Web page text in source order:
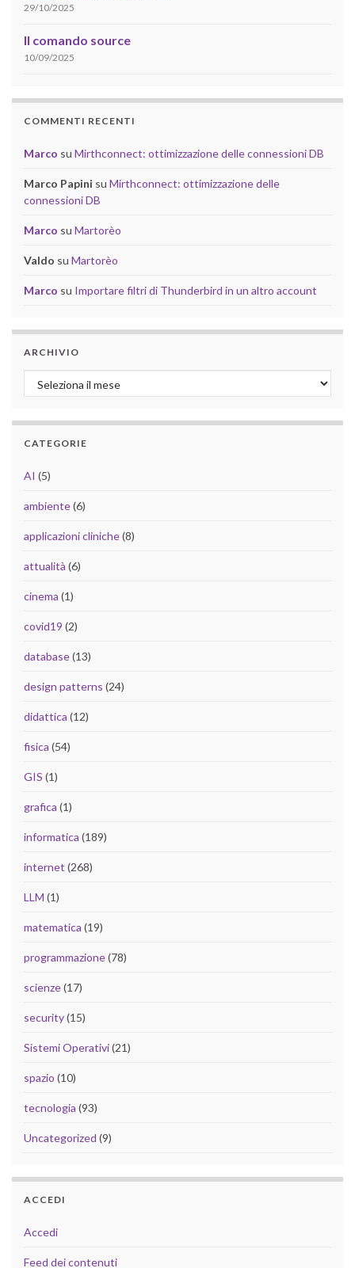
29/10/2025
Il comando source
10/09/2025
COMMENTI RECENTI
Marco su Mirthconnect: ottimizzazione delle connessioni DB
Marco Papini su Mirthconnect: ottimizzazione delle
connessioni DB
Marco su Martorèo
Valdo su Martorèo
Marco su Importare filtri di Thunderbird in un altro account
ARCHIVIO
Archivio
CATEGORIE
AI (5)
ambiente(6)
applicazioni cliniche(8)
attualità (6)
cinema (1)
covid19 (2)
database(13)
design patterns (24)
didattica (12)
fisica (54)
GIS (1)
grafica (1)
informatica (189)
internet (268)
LLM (1)
matematica (19)
programmazione(78)
scienze(17)
security(15)
Sistemi Operativi(21)
spazio (10)
tecnologia (93)
Uncategorized (9)
ACCEDI
Accedi
Feed dei contenuti